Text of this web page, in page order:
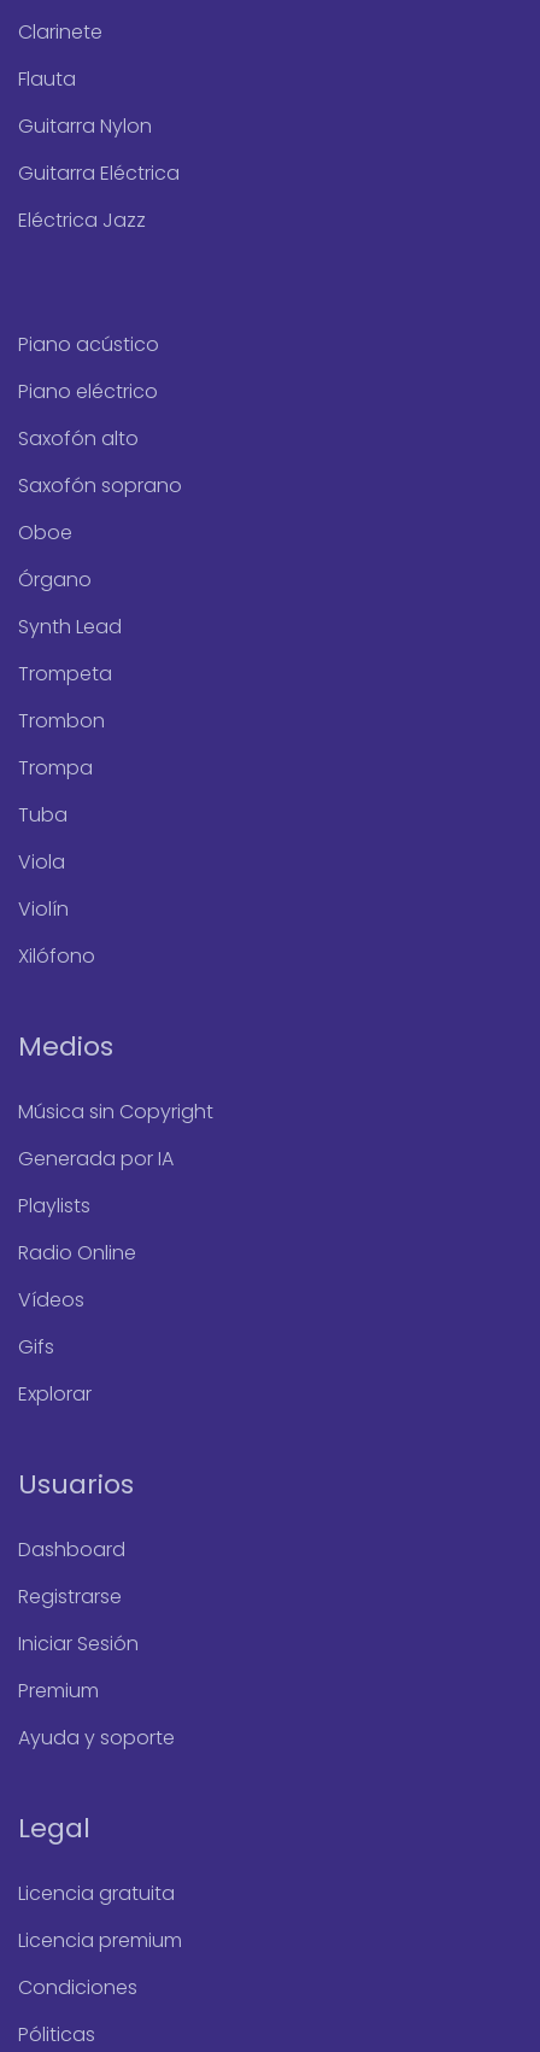
Clarinete
Flauta
Guitarra Nylon
Guitarra Eléctrica
Eléctrica Jazz
Piano acústico
Piano eléctrico
Saxofón alto
Saxofón soprano
Oboe
Órgano
Synth Lead
Trompeta
Trombon
Trompa
Tuba
Viola
Violín
Xilófono
Medios
Música sin Copyright
Generada por IA
Playlists
Radio Online
Vídeos
Gifs
Explorar
Usuarios
Dashboard
Registrarse
Iniciar Sesión
Premium
Ayuda y soporte
Legal
Licencia gratuita
Licencia premium
Condiciones
Póliticas